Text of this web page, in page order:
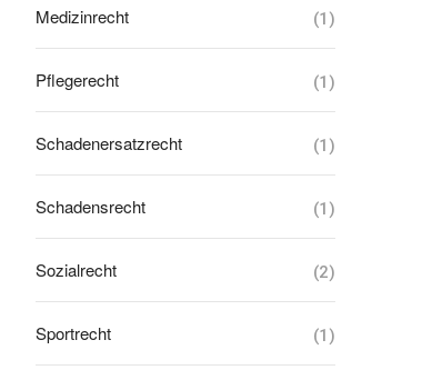
Medizinrecht (1)
Pflegerecht (1)
Schadenersatzrecht (1)
Schadensrecht (1)
Sozialrecht (2)
Sportrecht (1)